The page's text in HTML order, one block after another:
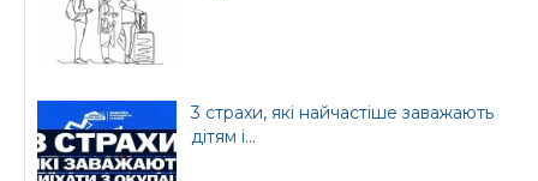
3 страхи, які найчастіше заважають
дітям і...
Урядовий портал